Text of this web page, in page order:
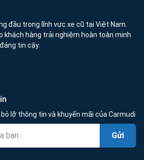
đầu trong lĩnh vực xe cũ tại Việt Nam.
khách hàng trải nghiệm hoàn toàn minh
tin cậy.
lỡ thông tin và khuyến mãi của Carmudi
Gửi